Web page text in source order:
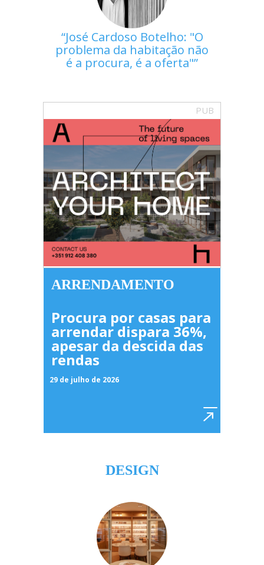
José Cardoso Botelho: "O
problema da habitação não
é a procura, é a oferta"
PUB
ARRENDAMENTO
Procura por casas para
arrendar dispara 36%,
apesar da descida das
rendas
29 de julho de 2026
DESIGN